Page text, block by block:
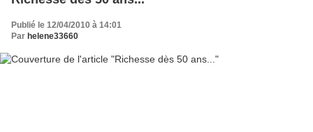
Publié le 12/04/2010 à 14:01
Par helene33660